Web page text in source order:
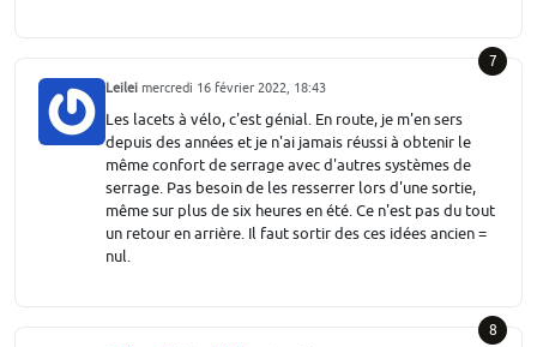
7
Leilei mercredi 16 février 2022, 18:43
Les lacets à vélo, c'est génial. En route, je m'en sers
depuis des années et je n'ai jamais réussi à obtenir le
même confort de serrage avec d'autres systèmes de
serrage. Pas besoin de les resserrer lors d'une sortie,
même sur plus de six heures en été. Ce n'est pas du tout
un retour en arrière. Il faut sortir des ces idées ancien =
nul.
8